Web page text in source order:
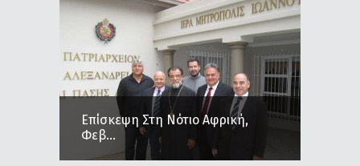
Επίσκεψη Στη Νότιο Αφρική,
Φεβ...